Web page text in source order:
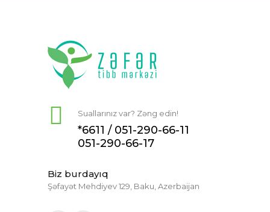
Suallarınız var? Zəng edin!
*6611 / 051-290-66-11
051-290-66-17
Biz burdayıq
Şəfayət Mehdiyev 129, Baku, Azerbaijan